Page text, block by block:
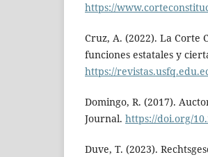
https://
Cruz, A. (2022). La Corte
funciones estatales y
https://
Domingo, R. (2017).
Journal. https://doi.org/
Duve, T. (2023).